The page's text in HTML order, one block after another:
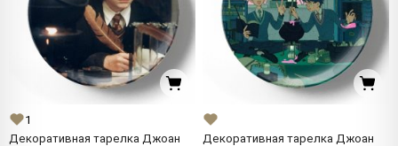
1
Декоративная тарелка Джоан
Декоративная тарелка Джоан